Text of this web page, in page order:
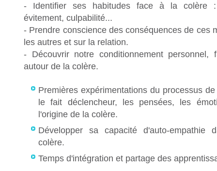
- Identifier ses habitudes face à la colère :
évitement, culpabilité...
- Prendre conscience des conséquences de ces
les autres et sur la relation.
- Découvrir notre conditionnement personnel,
autour de la colère.
Premières expérimentations du processus
le fait déclencheur, les pensées, les
l'origine de la colère.
Développer sa capacité d'auto-empathie
colère.
Temps d'intégration et partage des